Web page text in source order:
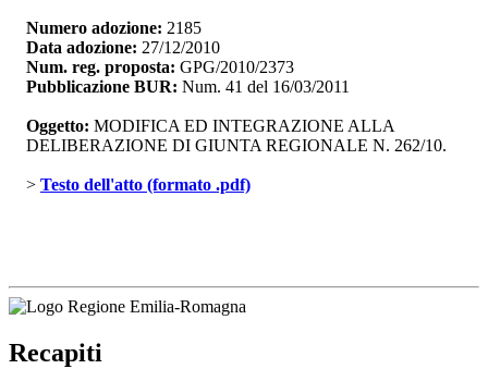
Numero adozione: 2185
Data adozione: 27/12/2010
Num. reg. proposta: GPG/2010/2373
Pubblicazione BUR: Num. 41 del 16/03/2011
Oggetto: MODIFICA ED INTEGRAZIONE ALLA
DELIBERAZIONE DI GIUNTA REGIONALE N. 262/10.
> Testo dell'atto (formato .pdf)
Recapiti